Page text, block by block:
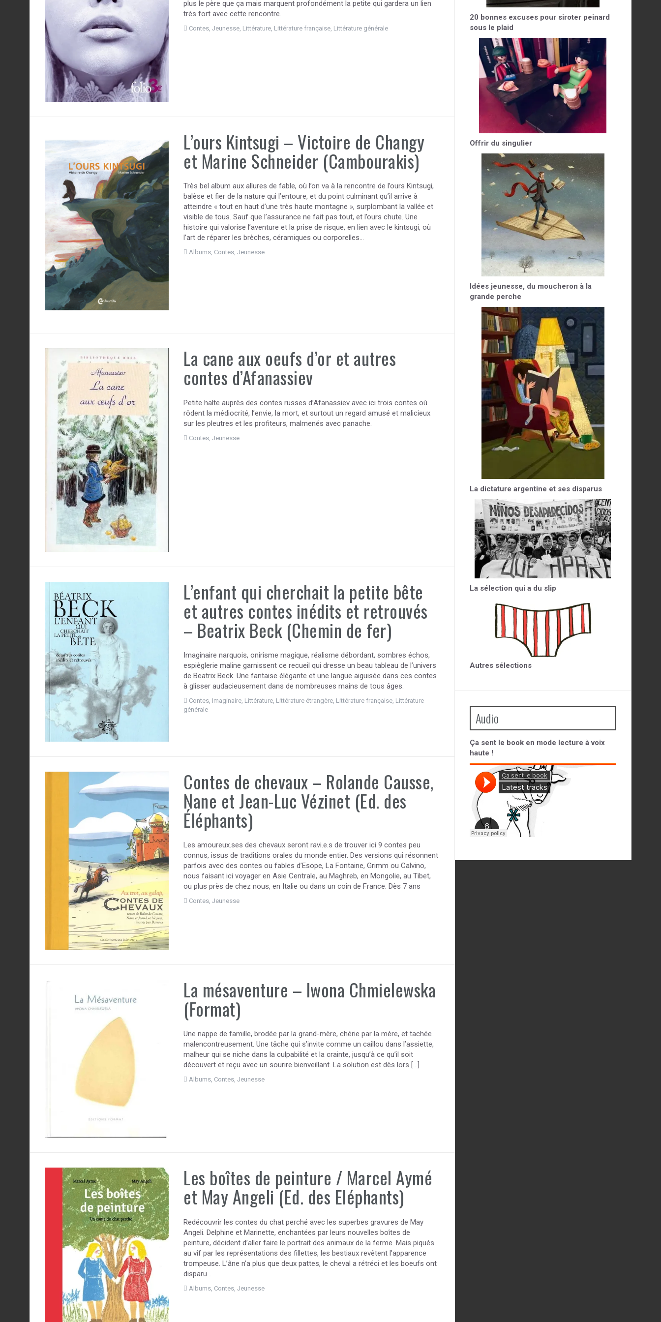
plus le père que ça mais marquent profondément la petite qui gardera un lien
très fort avec cette rencontre.
Contes ,Jeunesse Littérature Littérature française Littérature générale
L’ours Kintsugi – Victoire de Changy
et Marine Schneider (Cambourakis)
Très bel album aux allures de fable, où l’on va à la rencontre de l’ours Kintsugi,
balèse et fier de la nature qui l’entoure, et du point culminant qu’il arrive à
atteindre « tout en haut d’une très haute montagne », surplombant la vallée et
visible de tous. Sauf que l’assurance ne fait pas tout, et l’ours chute. Une
histoire qui valorise l’aventure et la prise de risque, en lien avec le kintsugi, où
l’art de réparer les brèches, céramiques ou corporelles…
Albums, Contes,Jeunesse
La cane aux oeufs d’or et autres
contes d’Afanassiev
Petite halte auprès des contes russes d’Afanassiev avec ici trois contes où
rôdent la médiocrité, l’envie, la mort, et surtout un regard amusé et malicieux
sur les pleutres et les profiteurs, malmenés avec panache.
Contes ,Jeunesse
L’enfant qui cherchait la petite bête
et autres contes inédits et retrouvés
– Beatrix Beck (Chemin de fer)
Imaginaire narquois, onirisme magique, réalisme débordant, sombres échos,
espièglerie maline garnissent ce recueil qui dresse un beau tableau de l’univers
de Beatrix Beck. Une fantaise élégante et une langue aiguisée dans ces contes
à glisser audacieusement dans de nombreuses mains de tous âges.
Contes, Imaginaire, Littérature, Littérature étrangère, Littérature française, Littérature
générale
Contes de chevaux – Rolande Causse,
Nane et Jean-Luc Vézinet (Ed. des
Éléphants)
Les amoureux.ses des chevaux seront ravi.e.s de trouver ici 9 contes peu
connus, issus de traditions orales du monde entier. Des versions qui résonnent
parfois avec des contes ou fables d’Esope, La Fontaine, Grimm ou Calvino,
nous faisant ici voyager en Asie Centrale, au Maghreb, en Mongolie, au Tibet,
ou plus près de chez nous, en Italie ou dans un coin de France. Dès 7 ans
Contes,Jeunesse
La mésaventure – Iwona Chmielewska
(Format)
Une nappe de famille, brodée par la grand-mère, chérie par la mère, et tachée
malencontreusement. Une tâche qui s’invite comme un caillou dans l’assiette,
malheur qui se niche dans la culpabilité et la crainte, jusqu’à ce qu’il soit
découvert et reçu avec un sourire bienveillant. La solution est dès lors […]
Albums, Contes,Jeunesse
Les boîtes de peinture / Marcel Aymé
et May Angeli (Ed. des Eléphants)
Redécouvrir les contes du chat perché avec les superbes gravures de May
Angeli. Delphine et Marinette, enchantées par leurs nouvelles boîtes de
peinture, décident d’aller faire le portrait des animaux de la ferme. Mais piqués
au vif par les représentations des fillettes, les bestiaux revêtent l’apparence
trompeuse. L’âne n’a plus que deux pattes, le cheval a rétréci et les boeufs ont
disparu…
Albums Contes ,Jeunesse
20 bonnes excuses pour siroter peinard
sous le plaid
Offrir du singulier
Idées jeunesse, du moucheron à la
grande perche
La dictature argentine et ses disparus
La sélection qui a du slip
Autres sélections
Audio
Ça sent le book en mode lecture à voix
haute !